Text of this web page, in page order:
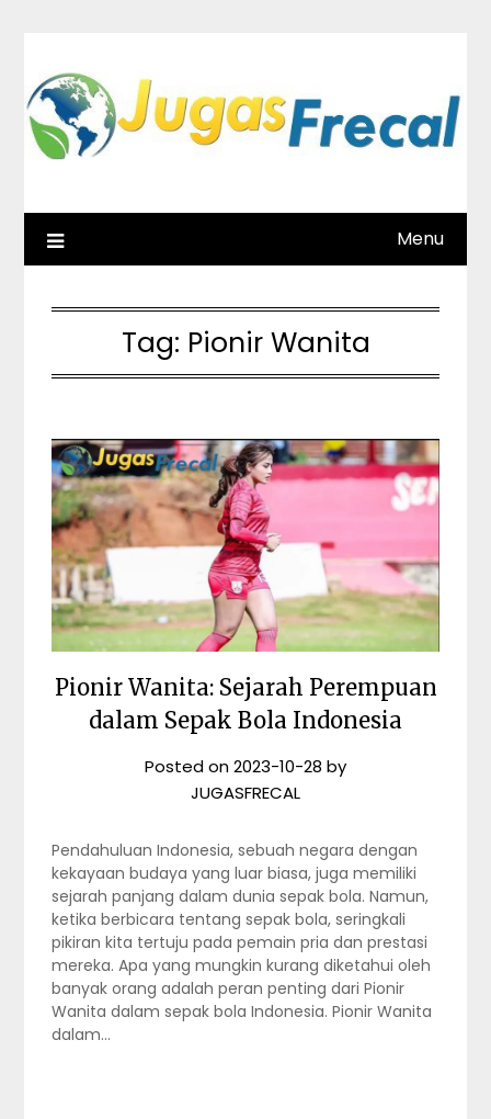
content
Menu
Tag: Pionir Wanita
Pionir Wanita: Sejarah Perempuan
dalam Sepak Bola Indonesia
Posted on2023-10-28 by
JUGASFRECAL
Pendahuluan Indonesia, sebuah negara dengan
kekayaan budaya yang luar biasa, juga memiliki
sejarah panjang dalam dunia sepak bola. Namun,
ketika berbicara tentang sepak bola, seringkali
pikiran kita tertuju pada pemain pria dan prestasi
mereka. Apa yang mungkin kurang diketahui oleh
banyak orang adalah peran penting dari Pionir
Wanita dalam sepak bola Indonesia. Pionir Wanita
dalam…